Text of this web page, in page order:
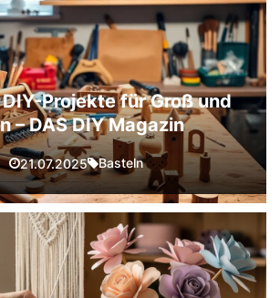
Projekte für Groß und
– DAS DIY Magazin
21.07.2025 Basteln